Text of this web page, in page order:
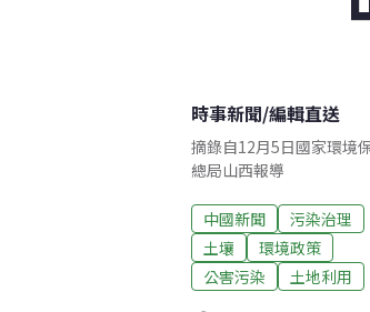
時事新聞/編輯直送
摘錄自12月5日國家環境
總局山西報導
中國新聞
污染治理
土壤
環境政策
公害污染
土地利用